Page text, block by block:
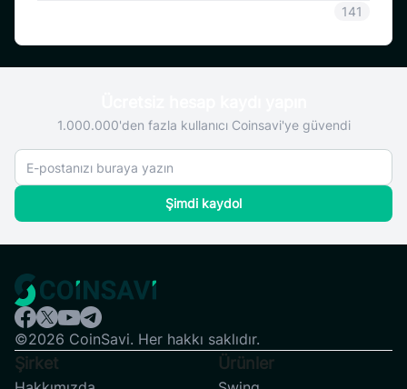
141
1.000.000'den fazla kullanıcı Coinsavi'ye güvendi
Şimdi kaydol
©2026 CoinSavi. Her hakkı saklıdır.
Şirket Ürünler